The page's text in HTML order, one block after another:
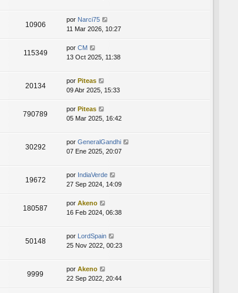
10906
por Narci75
11 Mar 2026, 10:27
115349
por CM
13 Oct 2025, 11:38
20134
por Piteas
09 Abr 2025, 15:33
790789
por Piteas
05 Mar 2025, 16:42
30292
por GeneralGandhi
07 Ene 2025, 20:07
19672
por IndiaVerde
27 Sep 2024, 14:09
180587
por Akeno
16 Feb 2024, 06:38
50148
por LordSpain
25 Nov 2022, 00:23
9999
por Akeno
22 Sep 2022, 20:44